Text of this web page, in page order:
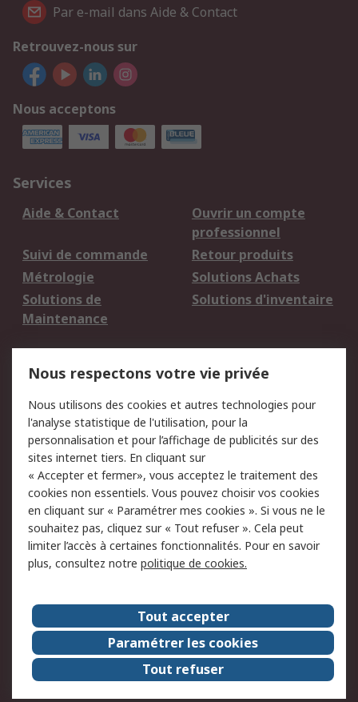
Par e-mail dans Aide & Contact
Retrouvez-nous sur
Nous acceptons
Services
Aide & Contact
Ouvrir un compte
professionnel
Suivi de commande
Retour produits
Métrologie
Solutions Achats
Solutions de
Maintenance
Solutions d'inventaire
du site
Politique de protection
des données - Mise à
jour
Sécurité des E-mails
Conditions générales
de vente
Politique anti-
corruption
Campagnes marketing
A propos de RS
A propos de RS France
Evénements
Le groupe RS Group Plc
Presse
RS dans le monde
Démarche RSE
Nous rejoindre
RS Particuliers
Nous respectons votre vie privée
Nous utilisons des cookies et autres technologies pour
l'analyse statistique de l'utilisation, pour la
personnalisation et pour l’affichage de publicités sur des
sites internet tiers. En cliquant sur
« Accepter et fermer», vous acceptez le traitement des
cookies non essentiels. Vous pouvez choisir vos cookies
en cliquant sur « Paramétrer mes cookies ». Si vous ne le
souhaitez pas, cliquez sur « Tout refuser ». Cela peut
limiter l’accès à certaines fonctionnalités. Pour en savoir
plus, consultez notre politique de cookies.
Tout accepter
Paramétrer les cookies
Tout refuser